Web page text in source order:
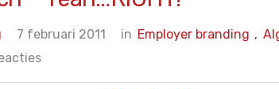
7 februari 2011 in Employer branding ,